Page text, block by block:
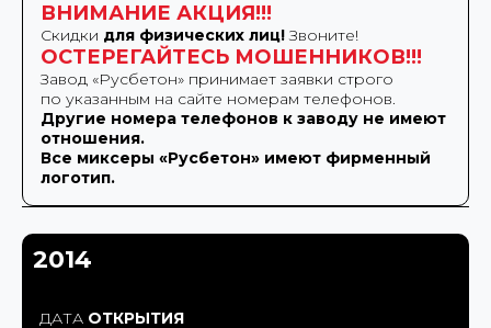
ВНИМАНИЕ АКЦИЯ!!!
Скидки для физических лиц!Звоните!
ОСТЕРЕГАЙТЕСЬ МОШЕННИКОВ!!!
Завод «Русбетон» принимает заявки строго
по указанным на сайте номерам телефонов.
Другие номера телефонов к заводу не имеют
отношения.
Все миксеры «Русбетон» имеют фирменный
логотип.
2014
ДАТА ОТКРЫТИЯ